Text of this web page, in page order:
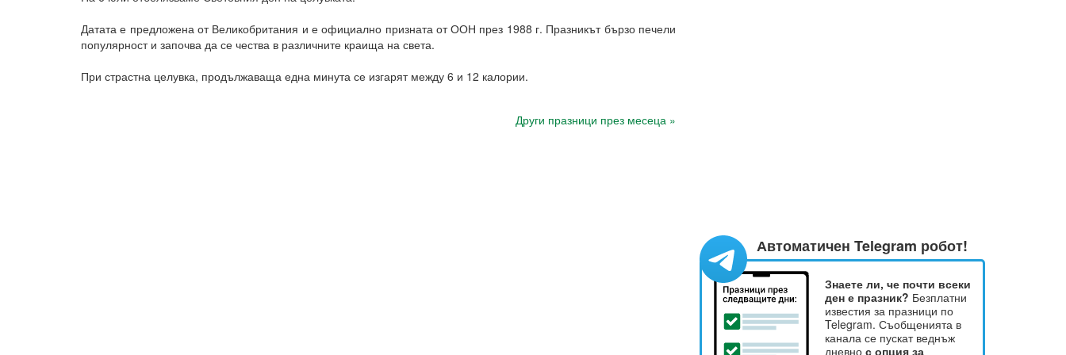
Датата е предложена от Великобритания и е официално призната от ООН през 1988 г. Празникът бързо печели
популярност и започва да се чества в различните краища на света.
При страстна целувка, продължаваща една минута се изгарят между 6 и 12 калории.
Други празници през месеца »
Автоматичен Telegram робот!
Знаете ли, че почти всеки
ден е празник? Безплатни
известия за празници по
Telegram. Съобщенията в
канала се пускат веднъж
дневно с опция за